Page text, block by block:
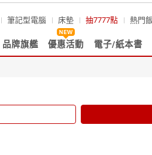
筆記型電腦 床墊 抽7777點 熱門
品牌旗艦 優惠活動 電子/紙本書